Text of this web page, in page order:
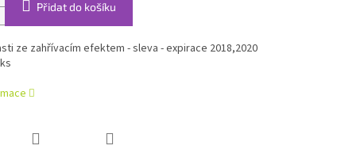
Přidat do košíku
ze zahřívacím efektem - sleva - expirace 2018,2020